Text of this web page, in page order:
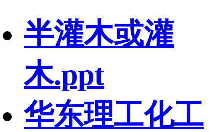
半灌木或灌
木.ppt
华东理工化工